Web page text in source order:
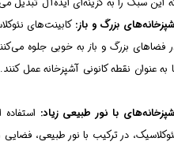
بزرگ و باز: کابینت‌های
فضاهای بزرگ و باز به خوبی جلوه
به عنوان نقطه کانونی آشپزخانه عمل کنند.
با نور طبیعی زیاد:
در ترکیب با نور طبیعی،